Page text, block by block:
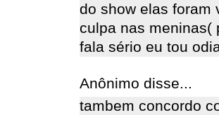
do show elas foram
culpa nas meninas(
fala sério eu tou
Anônimo disse...
tambem concordo